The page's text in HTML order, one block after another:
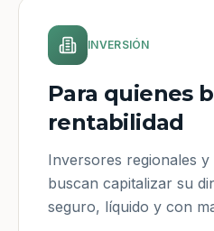
INVERSIÓN
Para quienes
rentabilidad
Inversores regionales
buscan capitalizar su
seguro, líquido y con